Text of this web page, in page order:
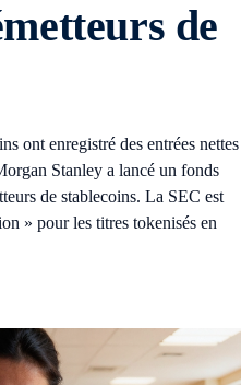
de
ont enregistré des entrées nettes
Stanley a lancé un fonds
de stablecoins. La SEC est
» pour les titres tokenisés en